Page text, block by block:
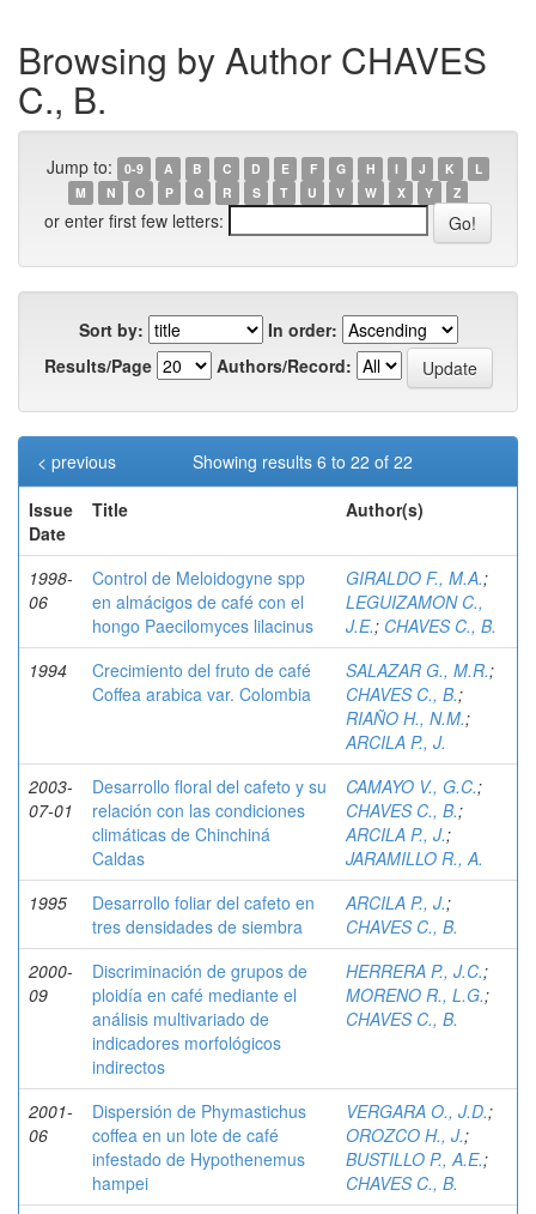
Browsing by Author CHAVES
C., B.
Jump to: 0-9 A B C D E F G H I J K
L
M
N O P Q R S T U V W X Y Z
or enter first few letters:
Sort by:
In order:
Results/Page
Authors/Record:
Showing results 6 to 22 of 22
< previous
Issue
Date
Title Author(s)
1998-
06
Control de Meloidogyne spp
en almácigos de café con el
hongo Paecilomyces lilacinus
GIRALDO F., M.A.;
LEGUIZAMON C.,
J.E.; CHAVES C., B.
1994
Crecimiento del fruto de café
Coffea arabica var. Colombia
SALAZAR G., M.R.;
CHAVES C., B.;
RIAÑO H., N.M.;
ARCILA P., J.
2003-
07-01
Desarrollo floral del cafeto y su
relación con las condiciones
climáticas de Chinchiná
Caldas
CAMAYO V., G.C.;
CHAVES C., B.;
ARCILA P., J.;
JARAMILLO R., A.
1995
Desarrollo foliar del cafeto en
tres densidades de siembra
ARCILA P., J.;
CHAVES C., B.
2000-
09
Discriminación de grupos de
ploidía en café mediante el
análisis multivariado de
indicadores morfológicos
indirectos
HERRERA P., J.C.;
MORENO R., L.G.;
CHAVES C., B.
2001-
06
Dispersión de Phymastichus
coffea en un lote de café
infestado de Hypothenemus
hampei
VERGARA O., J.D.;
OROZCO H., J.;
BUSTILLO P., A.E.;
CHAVES C., B.